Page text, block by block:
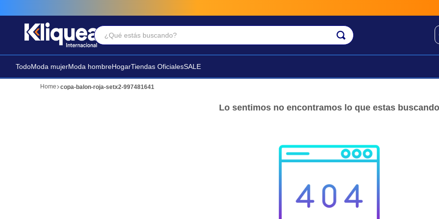
¿Qué estás buscando?
TodoModa mujerModa hombreHogarTiendas OficialesSALE
copa-balon-roja-setx2-997481641
Lo sentimos no encontramos lo que estas buscando
Términos Más Buscados
2. faldas